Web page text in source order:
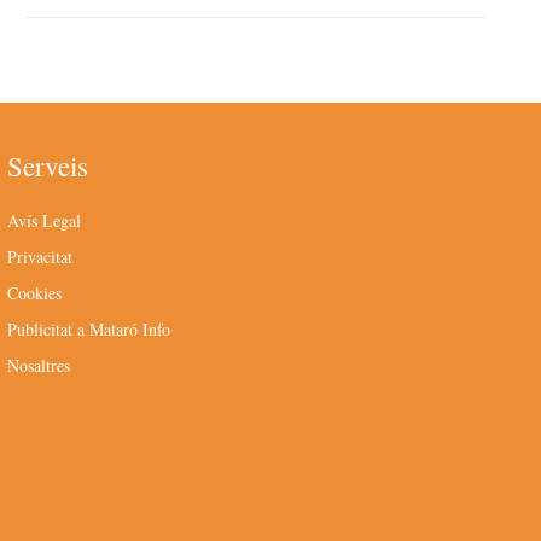
Serveis
Avís Legal
Privacitat
Cookies
Publicitat a Mataró Info
Nosaltres